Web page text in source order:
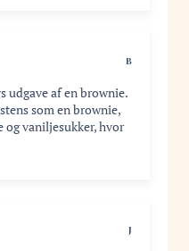
B
udgave af en brownie.
som en brownie,
og vaniljesukker, hvor
J